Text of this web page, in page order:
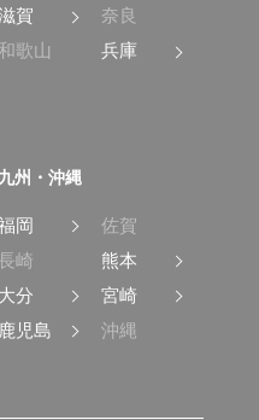
賀
奈良
歌山
兵庫
九州・沖縄
岡
佐賀
長崎
熊本
大分
宮崎
鹿児島
沖縄